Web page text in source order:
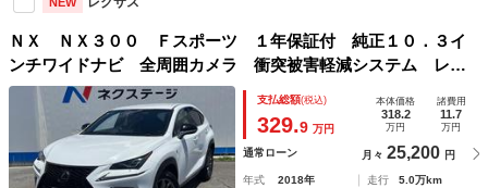
ＮＸ ＮＸ３００ Ｆスポーツ １年保証付 純正１０．３イ
ンチワイドナビ 全周囲カメラ 衝突被害軽減システム レー
ダークルーズ 電動リアゲート レザーシート 前席シートエ
アコン コーナーセンサー ＬＥＤヘッド 純正１８インチア
支払総額(税込)
329.9 万円
本体価格
318.2
万円
諸費用
11.7
万円
通常ローン 月々 25,200 円
年式 2018年 走行
5.0万km